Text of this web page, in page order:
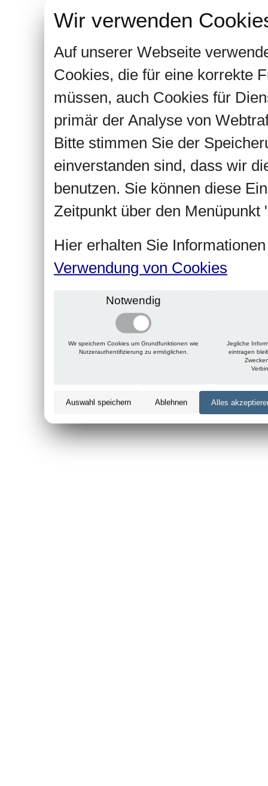
Wir verwenden
Auf unserer Webseite
Cookies, die für eine korrekte
müssen, auch Cookies für
primär der Analyse von
Bitte stimmen Sie der
einverstanden sind, dass wir
benutzen. Sie können diese
Zeitpunkt über den Menüpunkt
Hier erhalten Sie
Verwendung von Cookies
Notwendig
Wir speichern Cookies um Grundfunktionen wie
Nutzerauthentifizierung zu ermöglichen.
Jegliche
eintragen
Auswahl speichern Ablehnen Alles